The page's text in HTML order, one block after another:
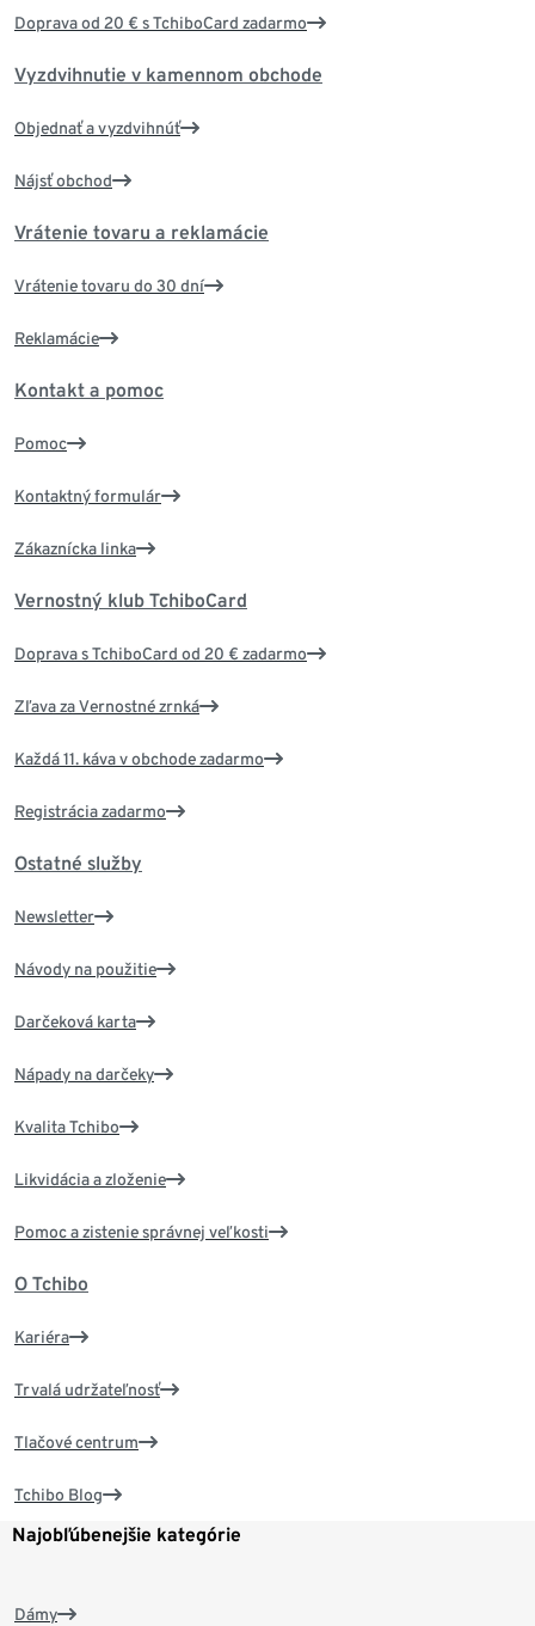
Doprava od 20 € s TchiboCard zadarmo
Vyzdvihnutie v kamennom obchode
Objednať a vyzdvihnúť
Nájsť obchod
Vrátenie tovaru a reklamácie
Vrátenie tovaru do 30 dní
Reklamácie
Kontakt a pomoc
Pomoc
Kontaktný formulár
Zákaznícka linka
Vernostný klub TchiboCard
Doprava s TchiboCard od 20 € zadarmo
Zľava za Vernostné zrnká
Každá 11. káva v obchode zadarmo
Registrácia zadarmo
Ostatné služby
Newsletter
Návody na použitie
Darčeková karta
Nápady na darčeky
Kvalita Tchibo
Likvidácia a zloženie
Pomoc a zistenie správnej veľkosti
O Tchibo
Kariéra
Trvalá udržateľnosť
Tlačové centrum
Tchibo Blog
Najobľúbenejšie kategórie
Dámy